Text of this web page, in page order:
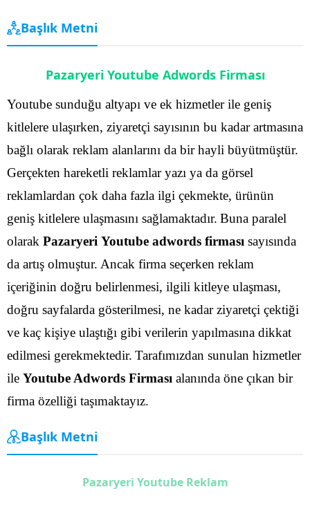
Başlık Metni
Pazaryeri Youtube Adwords Firması
Youtube sunduğu altyapı ve ek hizmetler ile geniş
kitlelere ulaşırken, ziyaretçi sayısının bu kadar artmasına
bağlı olarak reklam alanlarını da bir hayli büyütmüştür.
Gerçekten hareketli reklamlar yazı ya da görsel
reklamlardan çok daha fazla ilgi çekmekte, ürünün
geniş kitlelere ulaşmasını sağlamaktadır. Buna paralel
olarak Pazaryeri Youtube adwords firması sayısında
da artış olmuştur. Ancak firma seçerken reklam
içeriğinin doğru belirlenmesi, ilgili kitleye ulaşması,
doğru sayfalarda gösterilmesi, ne kadar ziyaretçi çektiği
ve kaç kişiye ulaştığı gibi verilerin yapılmasına dikkat
edilmesi gerekmektedir. Tarafımızdan sunulan hizmetler
ile Youtube Adwords Firması alanında öne çıkan bir
firma özelliği taşımaktayız.
Başlık Metni
Pazaryeri Youtube Reklam